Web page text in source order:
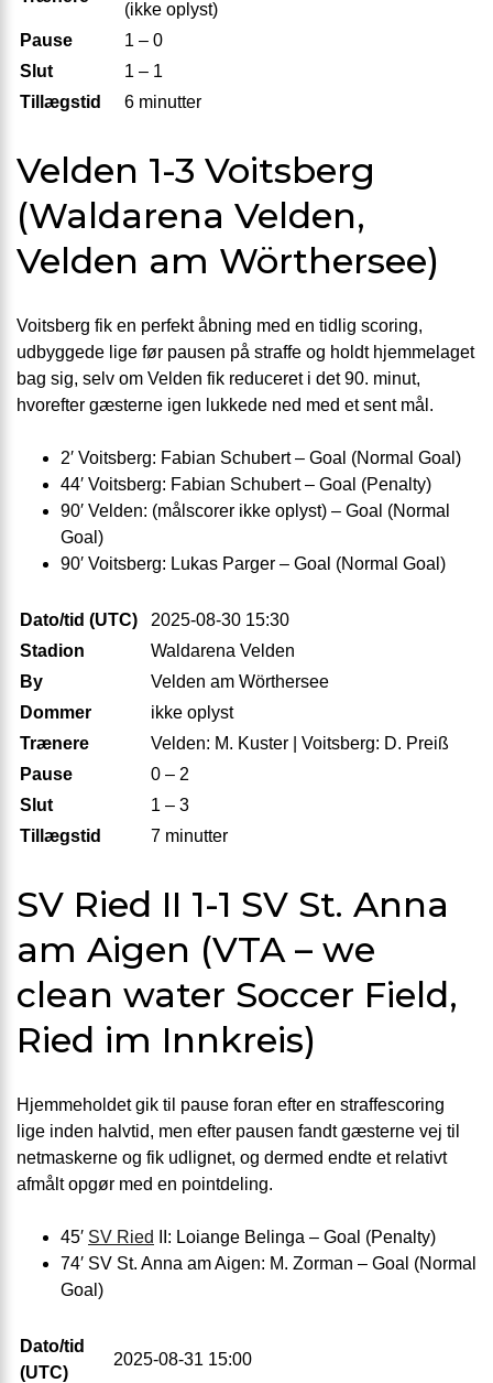
(ikke oplyst)
Pause
1 – 0
Slut
1 – 1
Tillægstid
6 minutter
Velden 1-3 Voitsberg
(Waldarena Velden,
Velden am Wörthersee)
Voitsberg fik en perfekt åbning med en tidlig scoring,
udbyggede lige før pausen på straffe og holdt hjemmelaget
bag sig, selv om Velden fik reduceret i det 90. minut,
hvorefter gæsterne igen lukkede ned med et sent mål.
2′ Voitsberg: Fabian Schubert – Goal (Normal Goal)
44′ Voitsberg: Fabian Schubert – Goal (Penalty)
90′ Velden: (målscorer ikke oplyst) – Goal (Normal
Goal)
90′ Voitsberg: Lukas Parger – Goal (Normal Goal)
Dato/tid (UTC)
2025-08-30 15:30
Stadion
Waldarena Velden
By
Velden am Wörthersee
Dommer
ikke oplyst
Trænere
Velden: M. Kuster | Voitsberg: D. Preiß
Pause
0 – 2
Slut
1 – 3
Tillægstid
7 minutter
SV Ried II 1-1 SV St. Anna
am Aigen (VTA – we
clean water Soccer Field,
Ried im Innkreis)
Hjemmeholdet gik til pause foran efter en straffescoring
lige inden halvtid, men efter pausen fandt gæsterne vej til
netmaskerne og fik udlignet, og dermed endte et relativt
afmålt opgør med en pointdeling.
45′ SV Ried
II: Loiange Belinga – Goal (Penalty)
74′ SV St. Anna am Aigen: M. Zorman – Goal (Normal
Goal)
Dato/tid
(UTC)
2025-08-31 15:00